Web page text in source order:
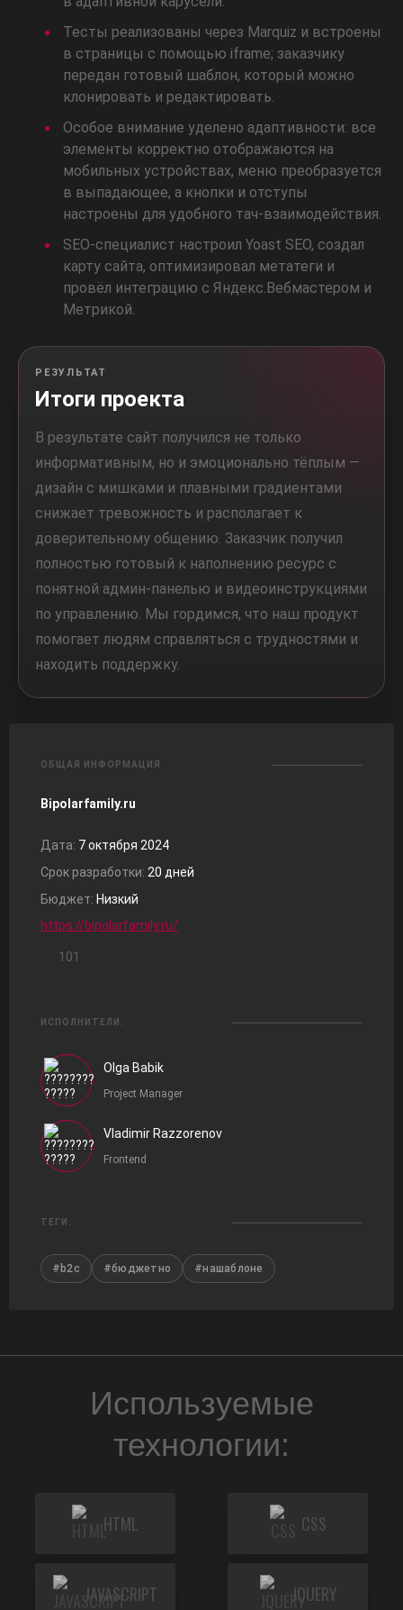
Тесты реализованы через Marquiz и встроены
в страницы с помощью iframe; заказчику
передан готовый шаблон, который можно
клонировать и редактировать.
Особое внимание уделено адаптивности: все
элементы корректно отображаются на
мобильных устройствах, меню преобразуется
в выпадающее, а кнопки и отступы
настроены для удобного тач-взаимодействия.
SEO-специалист настроил Yoast SEO, создал
карту сайта, оптимизировал метатеги и
провёл интеграцию с Яндекс.Вебмастером и
Метрикой.
РЕЗУЛЬТАТ
Итоги проекта
В результате сайт получился не только
информативным, но и эмоционально тёплым —
дизайн с мишками и плавными градиентами
снижает тревожность и располагает к
доверительному общению. Заказчик получил
полностью готовый к наполнению ресурс с
понятной админ-панелью и видеоинструкциями
по управлению. Мы гордимся, что наш продукт
помогает людям справляться с трудностями и
находить поддержку.
ОБЩАЯ ИНФОРМАЦИЯ
Bipolarfamily.ru
Дата: 7 октября 2024
Срок разработки: 20 дней
Бюджет: Низкий
https://bipolarfamily.ru/
101
ИСПОЛНИТЕЛИ:
Olga Babik
Project Manager
Vladimir Razzorenov
Frontend
ТЕГИ:
#b2c #бюджетно #нашаблоне
Используемые
технологии:
HTML CSS
JAVASCRIPT JQUERY